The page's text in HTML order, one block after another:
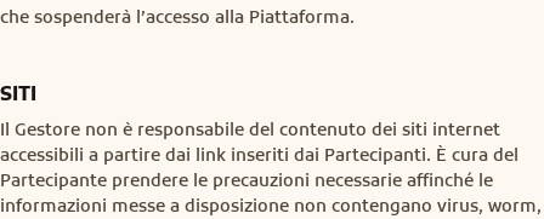
che sospenderà l’accesso alla Piattaforma.
SITI
Il Gestore non è responsabile del contenuto dei siti internet
accessibili a partire dai link inseriti dai Partecipanti. È cura del
Partecipante prendere le precauzioni necessarie affinché le
informazioni messe a disposizione non contengano virus, worm,